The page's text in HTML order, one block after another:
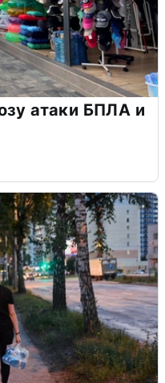
атаки БПЛА и